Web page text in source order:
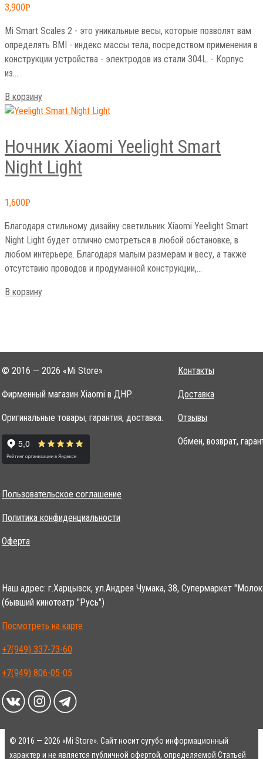
3,900Р
Mi Smart Scales 2 - это уникальные весы, которые позволят вам
определять BMI - индекс массы тела, посредством применения в
конструкции устройства - электродов из стали 304L. - Корпус
из…
В корзину
Ночник Xiaomi Yeelight Smart
Night Light
1,600Р
Благодаря стильному дизайну светильник Xiaomi Yeelight Smart
Night Light будет отлично смотреться в любой обстановке, в
любом интерьере. Благодаря малым размерам и весу, а также
отсутствию проводов и продуманной конструкции,…
В корзину
© 2016 — 2026 «Mi Store»
Фирменный магазин Xiaomi в ДНР.
Оригинальные товары, гарантия, доставка.
Контакты
Доставка
Отзывы
Обмен, возврат,
Пользовательское соглашение
Политика конфиденциальности
Оферта
Наш адрес: г.Харцызск, ул.Андрея Чумака, 38, Супермаркет
(бывший кинотеатр "Русь")
Посмотреть на карте
+7(949) 337-73-60
+7(949) 806-05-05
© 2016 — 2026 «Mi Store». Сайт носит сугубо информационный
характер и не является публичной офертой, определяемой Статьей